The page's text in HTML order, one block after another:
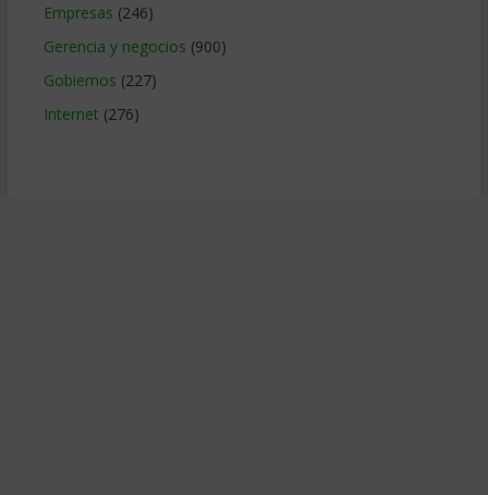
Empresas (246)
Gerencia y negocios (900)
Gobiernos (227)
Internet (276)